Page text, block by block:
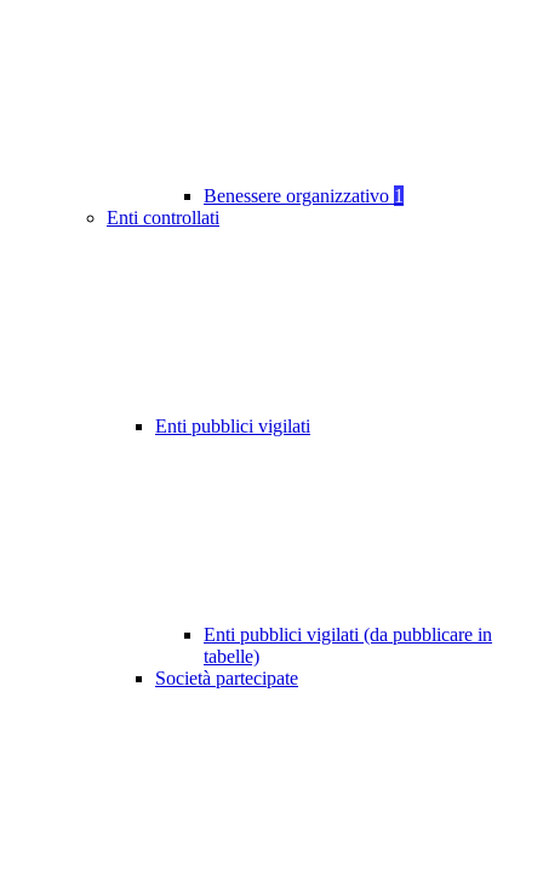
Benessere organizzativo 1
Enti controllati
Enti pubblici vigilati
Enti pubblici vigilati (da pubblicare in
tabelle)
Società partecipate